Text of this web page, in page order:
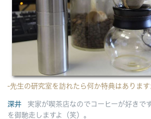
-先生の研究室を訪れたら何か特典はあります
深井
実家が喫茶店なのでコーヒーが好きで
を御馳走しますよ（笑）。